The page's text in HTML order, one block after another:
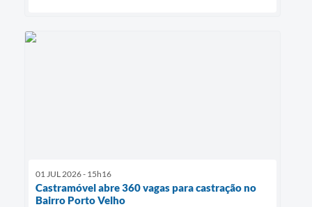
01 JUL 2026 - 15h16
Castramóvel abre 360 vagas para castração no
Bairro Porto Velho